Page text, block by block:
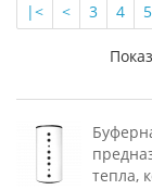
|< < 3 4 5
тепла,